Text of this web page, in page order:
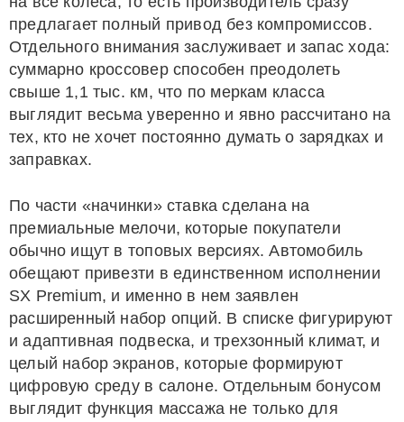
предлагает полный привод без компромиссов.
Отдельного внимания заслуживает и запас хода:
суммарно кроссовер способен преодолеть
свыше 1,1 тыс. км, что по меркам класса
выглядит весьма уверенно и явно рассчитано на
тех, кто не хочет постоянно думать о зарядках и
заправках.
По части «начинки» ставка сделана на
премиальные мелочи, которые покупатели
обычно ищут в топовых версиях. Автомобиль
обещают привезти в единственном исполнении
SX Premium, и именно в нем заявлен
расширенный набор опций. В списке фигурируют
и адаптивная подвеска, и трехзонный климат, и
целый набор экранов, которые формируют
цифровую среду в салоне. Отдельным бонусом
выглядит функция массажа не только для